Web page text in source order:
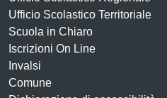
Ufficio Scolastico Territoriale
Scuola in Chiaro
Iscrizioni On Line
Invalsi
Comune